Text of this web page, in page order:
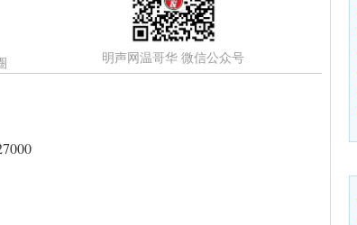
明声网温哥华 微信公众号